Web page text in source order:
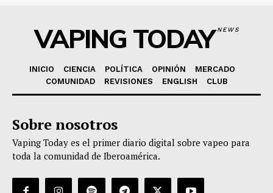
VAPING TODAYNEWS
INICIO CIENCIA POLÍTICA OPINIÓN
MERCADO
COMUNIDAD
REVISIONES ENGLISH CLUB
Sobre nosotros
Vaping Today es el primer diario digital sobre vapeo para
toda la comunidad de Iberoamérica.